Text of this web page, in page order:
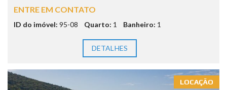
ENTRE EM CONTATO
ID do imóvel: 95-08 Quarto: 1 Banheiro: 1
DETALHES
LOCAÇÃO